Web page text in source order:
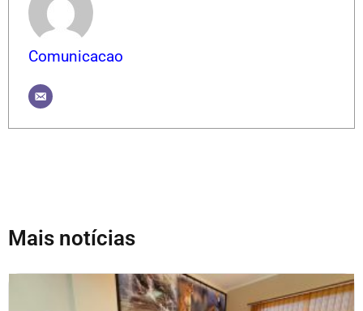
Comunicacao
Mais notícias